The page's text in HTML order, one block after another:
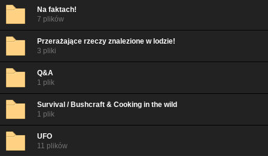
Na faktach!
7 plików
Przerażające rzeczy znalezione w lodzie!
3 pliki
Q&A
1 plik
Survival / Bushcraft & Cooking in the wild
1 plik
UFO
11 plików